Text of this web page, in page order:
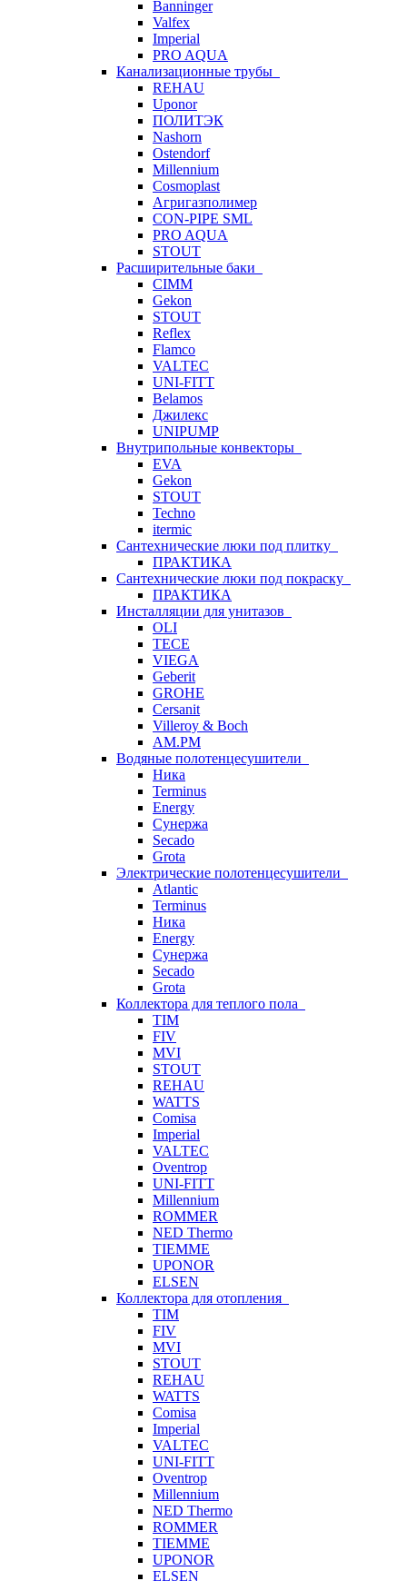
Banninger
Valfex
Imperial
PRO AQUA
Канализационные трубы
REHAU
Uponor
ПОЛИТЭК
Nashorn
Ostendorf
Millennium
Cosmoplast
Агригазполимер
CON-PIPE SML
PRO AQUA
STOUT
Расширительные баки
CIMM
Gekon
STOUT
Reflex
Flamco
VALTEC
UNI-FITT
Belamos
Джилекс
UNIPUMP
Внутрипольные конвекторы
EVA
Gekon
STOUT
Techno
itermic
Сантехнические люки под плитку
ПРАКТИКА
Сантехнические люки под покраску
ПРАКТИКА
Инсталляции для унитазов
OLI
TECE
VIEGA
Geberit
GROHE
Cersanit
Villeroy & Boch
AM.PM
Водяные полотенцесушители
Ника
Terminus
Energy
Сунержа
Secado
Grota
Электрические полотенцесушители
Atlantic
Terminus
Ника
Energy
Сунержа
Secado
Grota
Коллектора для теплого пола
TIM
FIV
MVI
STOUT
REHAU
WATTS
Comisa
Imperial
VALTEC
Oventrop
UNI-FITT
Millennium
ROMMER
NED Thermo
TIEMME
UPONOR
ELSEN
Коллектора для отопления
TIM
FIV
MVI
STOUT
REHAU
WATTS
Comisa
Imperial
VALTEC
UNI-FITT
Oventrop
Millennium
NED Thermo
ROMMER
TIEMME
UPONOR
ELSEN